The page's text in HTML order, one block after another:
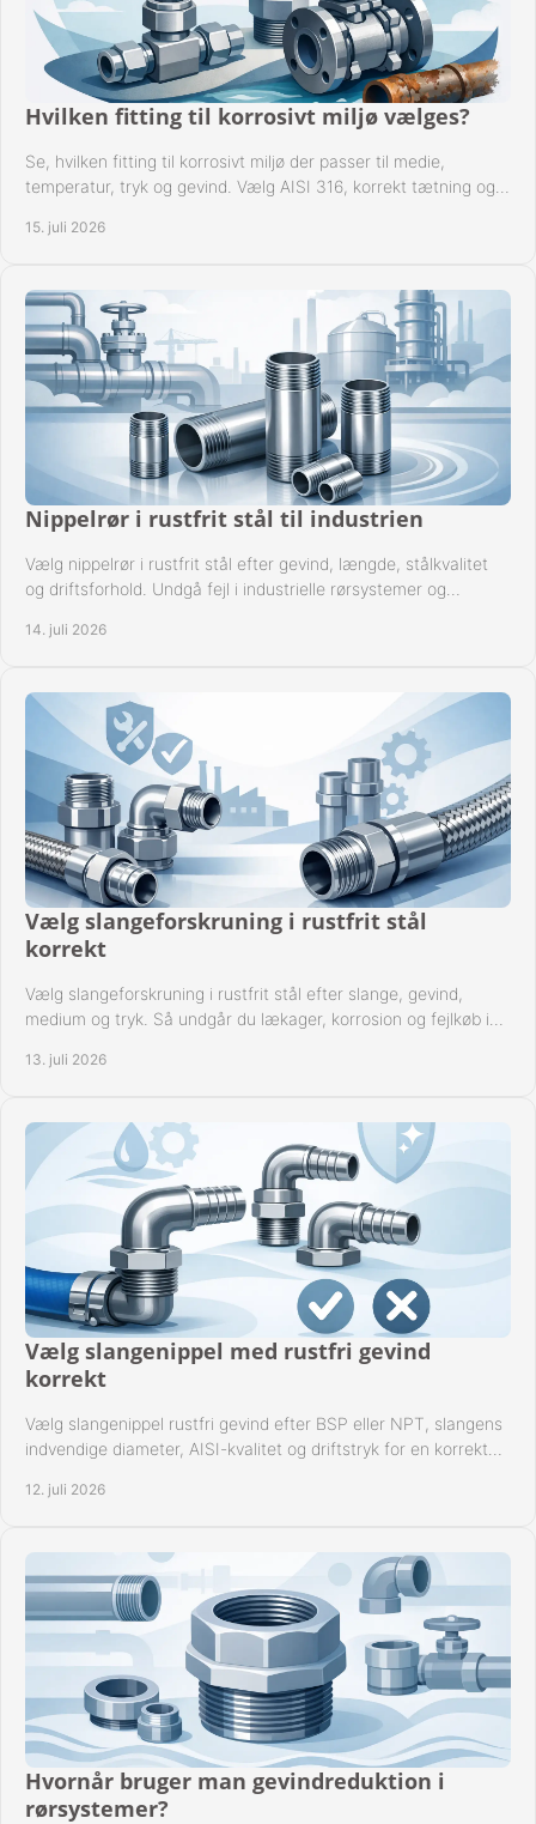
Hvilken fitting til korrosivt miljø vælges?
Se, hvilken fitting til korrosivt miljø der passer til medie,
temperatur, tryk og gevind. Vælg AISI 316, korrekt tætning og
15. juli 2026
Nippelrør i rustfrit stål til industrien
Vælg nippelrør i rustfrit stål efter gevind, længde, stålkvalitet
og driftsforhold. Undgå fejl i industrielle rørsystemer og
14. juli 2026
Vælg slangeforskruning i rustfrit stål
korrekt
Vælg slangeforskruning i rustfrit stål efter slange, gevind,
medium og tryk. Så undgår du lækager, korrosion og fejlkøb i
13. juli 2026
Vælg slangenippel med rustfri gevind
korrekt
Vælg slangenippel rustfri gevind efter BSP eller NPT, slangens
indvendige diameter, AISI-kvalitet og driftstryk for en korrekt
12. juli 2026
Hvornår bruger man gevindreduktion i
rørsystemer?